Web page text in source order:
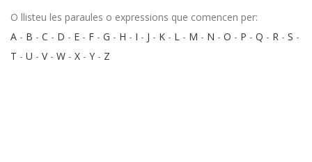
O llisteu les paraules o expressions que comencen per:
A - B - C - D - E - F - G - H - I - J - K - L - M - N - O - P - Q - R - S -
T - U - V- W - X - Y - Z